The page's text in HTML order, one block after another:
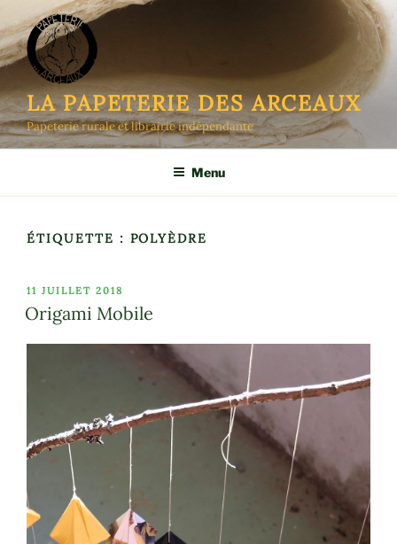
au
contenu
principal
LA PAPETERIE DES ARCEAUX
Papeterie rurale et librairie indépendante
Menu
ÉTIQUETTE : POLYÈDRE
PUBLIÉ
LE
11 JUILLET 2018
Origami Mobile